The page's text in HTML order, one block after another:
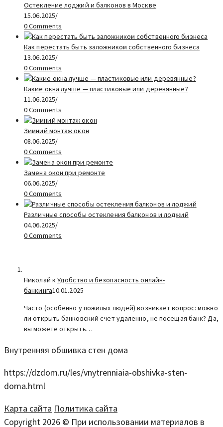
Остекление лоджий и балконов в Москве
15.06.2025/
0 Comments
Как перестать быть заложником собственного бизнеса
13.06.2025/
0 Comments
Какие окна лучше — пластиковые или деревянные?
11.06.2025/
0 Comments
Зимний монтаж окон
08.06.2025/
0 Comments
Замена окон при ремонте
06.06.2025/
0 Comments
Различные способы остекления балконов и лоджий
04.06.2025/
0 Comments
Николай кУдобство и безопасность онлайн-
банкинга10.01.2025
Часто (особенно у пожилых людей) возникает вопрос: можно
ли открыть банковский счет удаленно, не посещая банк? Да,
вы можете открыть…
Внутренняя обшивка стен дома
https://dzdom.ru/les/vnytrenniaia-obshivka-sten-
doma.html
Карта сайта Политика сайта
Copyright 2026 © При использовании материалов в